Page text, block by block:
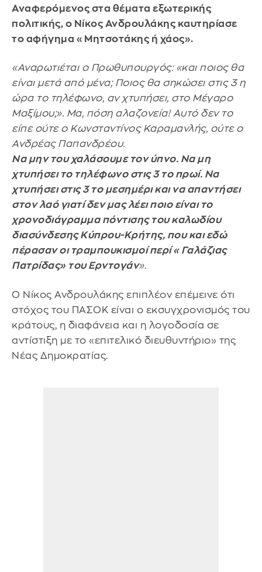
Αναφερόμενος στα θέματα εξωτερικής
πολιτικής, ο Νίκος Ανδρουλάκης καυτηρίασε
το αφήγημα «Μητσοτάκης ή χάος».
«Αναρωτιέται ο Πρωθυπουργός: «και ποιος θα
είναι μετά από μένα; Ποιος θα σηκώσει στις 3 η
ώρα το τηλέφωνο, αν χτυπήσει, στο Μέγαρο
Μαξίμου;». Μα, πόση αλαζονεία! Αυτό δεν το
είπε ούτε ο Κωνσταντίνος Καραμανλής, ούτε ο
Ανδρέας Παπανδρέου.
Να μην του χαλάσουμε τον ύπνο. Να μη
χτυπήσει το τηλέφωνο στις 3 το πρωί. Να
χτυπήσει στις 3 το μεσημέρι και να απαντήσει
στον λαό γιατί δεν μας λέει ποιο είναι το
χρονοδιάγραμμα πόντισης του καλωδίου
διασύνδεσης Κύπρου-Κρήτης, που και εδώ
πέρασαν οι τραμπουκισμοί περί «Γαλάζιας
Πατρίδας» του Ερντογάν».
Ο Νίκος Ανδρουλάκης επιπλέον επέμεινε ότι
στόχος του ΠΑΣΟΚ είναι ο εκσυγχρονισμός του
κράτους, η διαφάνεια και η λογοδοσία σε
αντίστιξη με το «επιτελικό διευθυντήριο» της
Νέας Δημοκρατίας.